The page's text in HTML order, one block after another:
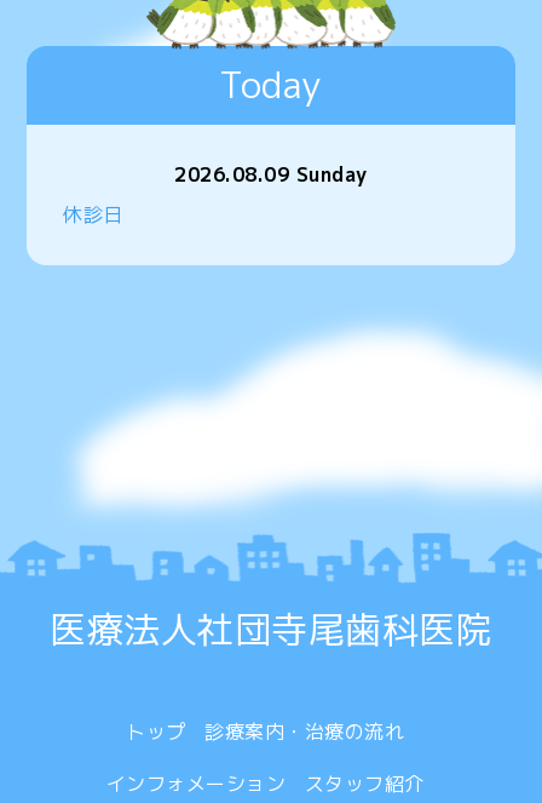
Today
2026.08.09 Sunday
休診日
医療法人社団寺尾歯科医院
トップ
診療案内・治療の流れ
インフォメーション
スタッフ紹介